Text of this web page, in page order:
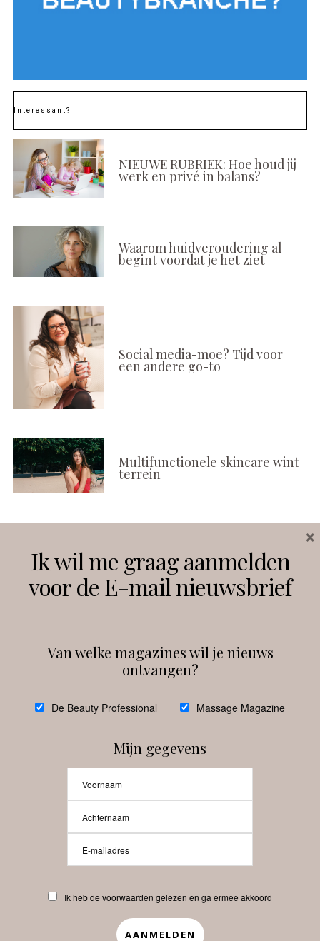
Interessant?
NIEUWE RUBRIEK: Hoe houd jij
werk en privé in balans?
Waarom huidveroudering al
begint voordat je het ziet
Social media-moe? Tijd voor
een andere go-to
Multifunctionele skincare wint
terrein
Instagram Facebook
debeautyprofessional
Beauty-Pro.nl
Abonneren Contact
Ik wil me graag aanmelden
voor de E-mail nieuwsbrief
Van welke magazines wil je nieuws
ontvangen?
De Beauty Professional Massage Magazine
Mijn gegevens
Ik heb de voorwaarden gelezen en ga ermee akkoord
×